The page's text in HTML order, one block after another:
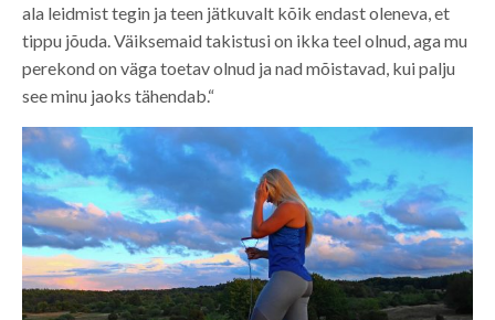
ala leidmist tegin ja teen jätkuvalt kõik endast oleneva, et
tippu jõuda. Väiksemaid takistusi on ikka teel olnud, aga mu
perekond on väga toetav olnud ja nad mõistavad, kui palju
see minu jaoks tähendab.“